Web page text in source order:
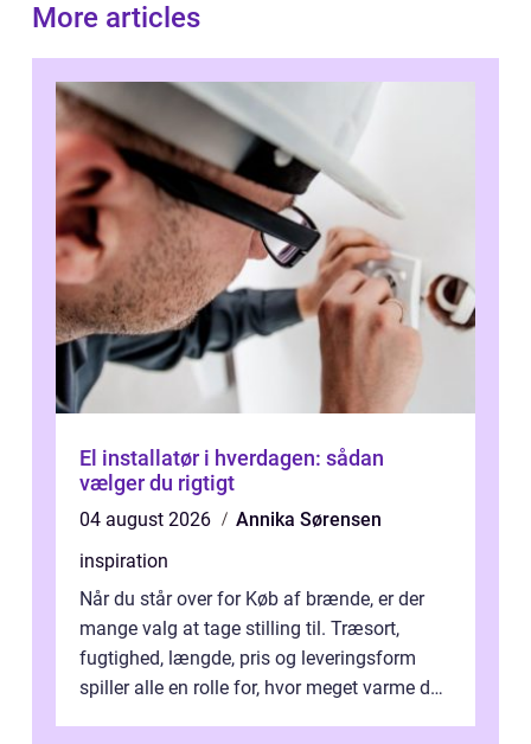
More articles
El installatør i hverdagen: sådan
vælger du rigtigt
04 august 2026
Annika Sørensen
inspiration
Når du står over for Køb af brænde, er der
mange valg at tage stilling til. Træsort,
fugtighed, længde, pris og leveringsform
spiller alle en rolle for, hvor meget varme du